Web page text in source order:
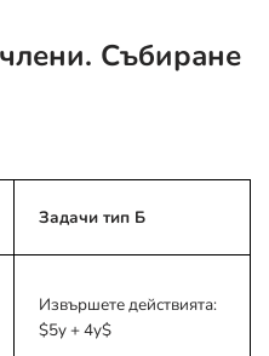
Събиране
Задачи тип Б
Извършете действията:
$5y + 4y$